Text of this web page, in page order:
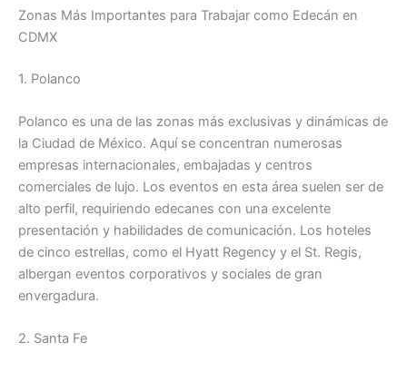
Zonas Más Importantes para Trabajar como Edecán en
CDMX
1. Polanco
Polanco es una de las zonas más exclusivas y dinámicas de
la Ciudad de México. Aquí se concentran numerosas
empresas internacionales, embajadas y centros
comerciales de lujo. Los eventos en esta área suelen ser de
alto perfil, requiriendo edecanes con una excelente
presentación y habilidades de comunicación. Los hoteles
de cinco estrellas, como el Hyatt Regency y el St. Regis,
albergan eventos corporativos y sociales de gran
envergadura.
2. Santa Fe